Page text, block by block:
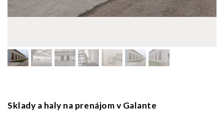
Sklady a haly na prenájom v Galante